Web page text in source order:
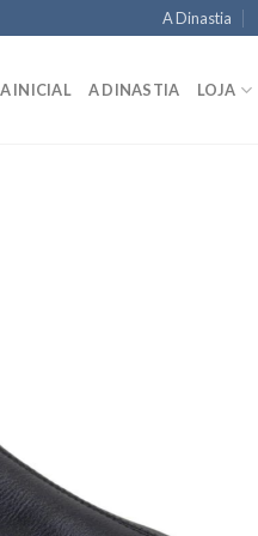
A Dinastia
INICIAL A DINASTIA LOJA